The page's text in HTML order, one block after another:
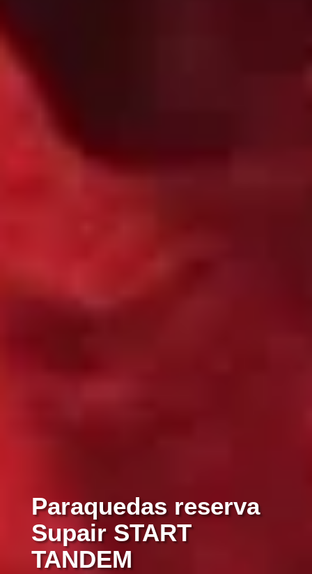
Paraquedas reserva
Supair START
TANDEM